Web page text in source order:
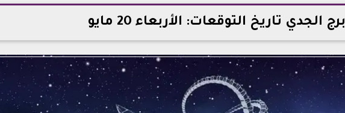
برج الجدي تاريخ التوقعات: الأربعاء 20 مايو